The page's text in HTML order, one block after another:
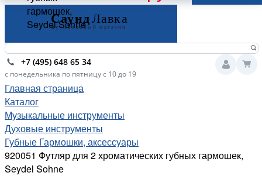
+7 (495) 648 65 34
с понедельника по пятницу с 10 до 19
Главная страница
Каталог
Музыкальные инструменты
Духовые инструменты
Губные Гармошки, аксессуары
920051 Футляр для 2 хроматических губных гармошек,
Seydel Sohne
гармошек,
Seydel Sohne